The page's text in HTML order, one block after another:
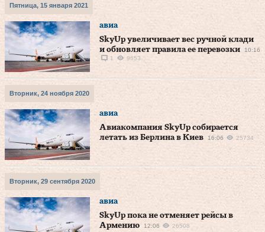
Пятница, 15 января 2021
авиа
SkyUp увеличивает вес ручной клади
и обновляет правила ее перевозки
10:16
1
9653
Вторник, 24 ноября 2020
авиа
Авиакомпания SkyUp собирается
летать из Берлина в Киев
16:06 25734
Вторник, 29 сентября 2020
авиа
SkyUp пока не отменяет рейсы в
Армению
12:06 26508